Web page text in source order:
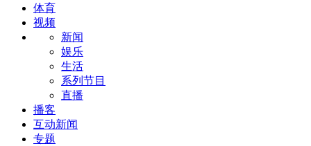
体育
视频
新闻
娱乐
生活
系列节目
直播
播客
互动新闻
专题